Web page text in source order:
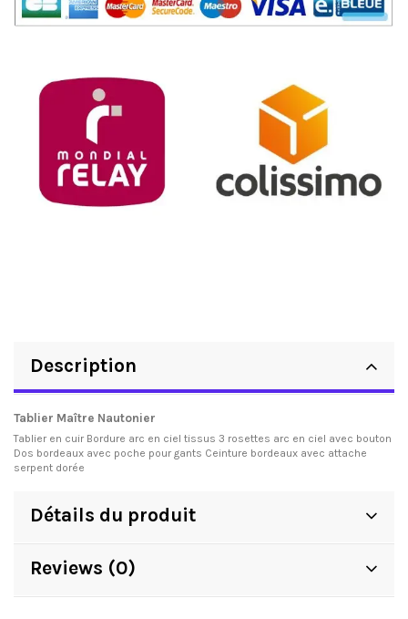
Description
Tablier Maître Nautonier
Tablier en cuir Bordure arc en ciel tissus 3 rosettes arc en ciel avec bouton
Dos bordeaux avec poche pour gants Ceinture bordeaux avec attache
serpent dorée
Détails du produit
Reviews (0)